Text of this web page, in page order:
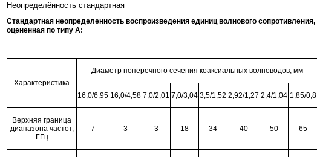
Неопределённость стандартная
Стандартная неопределенность воспроизведения единиц волнового сопротивления,
оцененная по типу A:
Характеристика
Диаметр поперечного сечения коаксиальных волноводов, мм
16,0/6,95 16,0/4,58 7,0/2,01 7,0/3,04 3,5/1,52 2,92/1,27 2,4/1,04 1,85/0,8
Верхняя граница
диапазона частот,
ГГц
7 3 3 18 34 40 50 65